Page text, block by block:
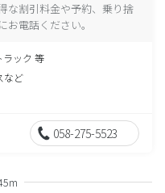
な割引料金や予約、乗り捨
電話ください。
ラック 等
など
058-275-5523